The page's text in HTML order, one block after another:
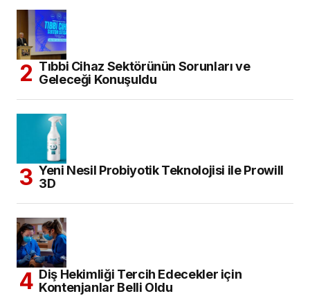
Tıbbi Cihaz Sektörünün Sorunları ve
Geleceği Konuşuldu
Yeni Nesil Probiyotik Teknolojisi ile Prowill
3D
Diş Hekimliği Tercih Edecekler için
Kontenjanlar Belli Oldu